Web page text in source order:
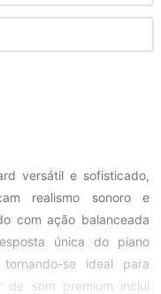
versátil e sofisticado,
realismo sonoro e
com ação balanceada
única do piano
se ideal para
de som premium inclui